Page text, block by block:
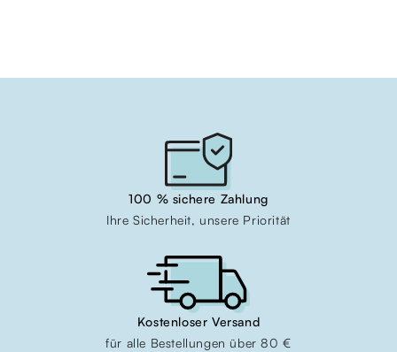
100 % sichere Zahlung
Ihre Sicherheit, unsere Priorität
Kostenloser Versand
für alle Bestellungen über 80 €